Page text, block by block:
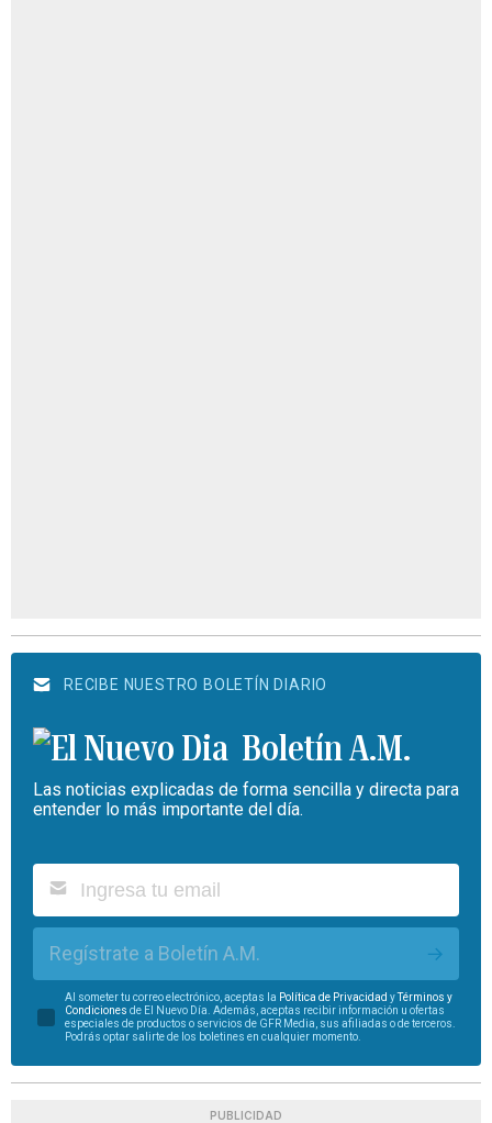
RECIBE NUESTRO BOLETÍN DIARIO
Boletín A.M.
Las noticias explicadas de forma sencilla y directa para
entender lo más importante del día.
Regístrate a Boletín A.M.
Al someter tu correo electrónico, aceptas la Política de Privacidad yTérminos y
Condiciones de El Nuevo Día. Además, aceptas recibir información u ofertas
especiales de productos o servicios de GFR Media, sus afiliadas o de terceros.
Podrás optar salirte de los boletines en cualquier momento.
PUBLICIDAD